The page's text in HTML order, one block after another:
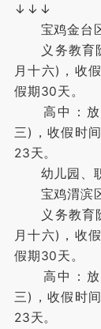
↓↓↓
宝鸡金台
义务教育阶
月十六)，收
假期30天。
高中：放
三)，收假时
23天。
幼儿园、职
宝鸡渭滨
义务教育阶
月十六)，收
假期30天。
高中：放
三)，收假时
23天。